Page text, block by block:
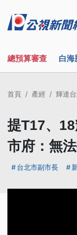
總預算審查 白海
首頁 產經 輝達
提T17、
市府：無
台北市副市長